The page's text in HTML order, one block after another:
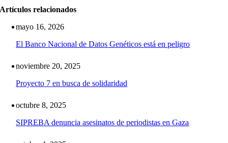
Artículos relacionados
mayo 16, 2026
El Banco Nacional de Datos Genéticos está en peligro
noviembre 20, 2025
Proyecto 7 en busca de solidaridad
octubre 8, 2025
SIPREBA denuncia asesinatos de periodistas en Gaza